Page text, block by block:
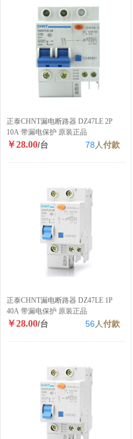
正泰CHNT漏电断路器 DZ47LE 2P
10A 带漏电保护 原装正品
￥28.00/台 78 人付款
正泰CHNT漏电断路器 DZ47LE 1P
40A 带漏电保护 原装正品
￥28.00/台 56人付款